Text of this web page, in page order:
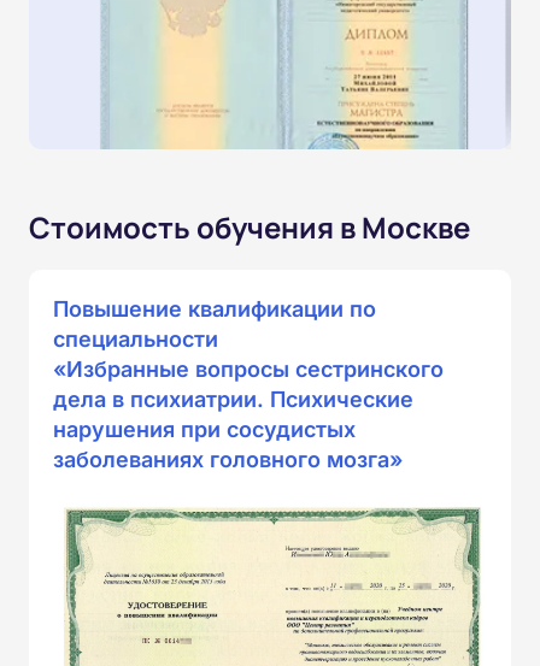
Стоимость обучения в Москве
Повышение квалификации по
специальности
«Избранные вопросы сестринского
дела в психиатрии. Психические
нарушения при сосудистых
заболеваниях головного мозга»